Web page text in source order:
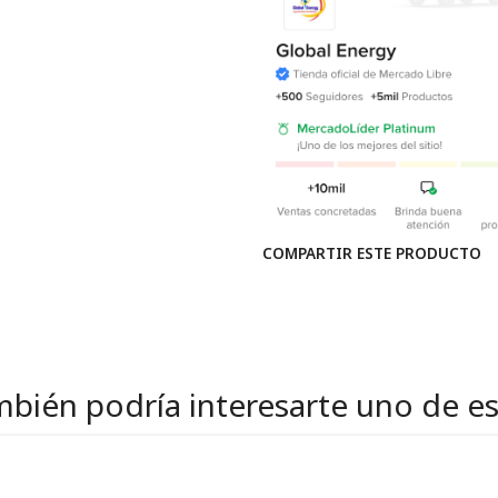
COMPARTIR ESTE PRODUCTO
podría interesarte uno de